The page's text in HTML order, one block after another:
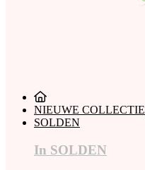
NIEUWE COLLECTIE
SOLDEN
In SOLDEN